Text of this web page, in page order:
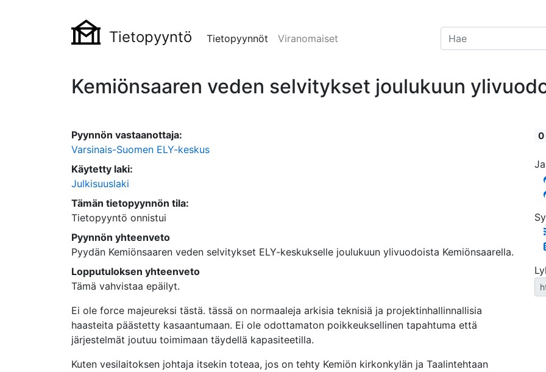
Tietopyyntö Tietopyynnöt Viranomaiset
Kemiönsaaren veden selvitykset joulukuun
Pyynnön vastaanottaja:
Varsinais-Suomen ELY-keskus
Käytetty laki:
Julkisuuslaki
Tämän tietopyynnön tila:
Tietopyyntö onnistui
Pyynnön yhteenveto
Pyydän Kemiönsaaren veden selvitykset ELY-keskukselle joulukuun ylivuodoista Kemiönsaarella.
Lopputuloksen yhteenveto
Tämä vahvistaa epäilyt.
Ei ole force majeureksi tästä. tässä on normaaleja arkisia teknisiä ja projektinhallinnallisia
haasteita päästetty kasaantumaan. Ei ole odottamaton poikkeuksellinen tapahtuma että
järjestelmät joutuu toimimaan täydellä kapasiteetilla.
Kuten vesilaitoksen johtaja itsekin toteaa, jos on tehty Kemiön kirkonkylän ja Taalintehtaan
0